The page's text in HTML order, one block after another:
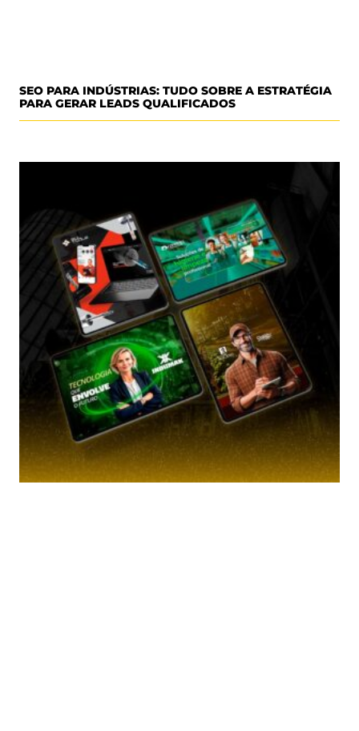
SEO PARA INDÚSTRIAS: TUDO SOBRE A ESTRATÉGIA
PARA GERAR LEADS QUALIFICADOS